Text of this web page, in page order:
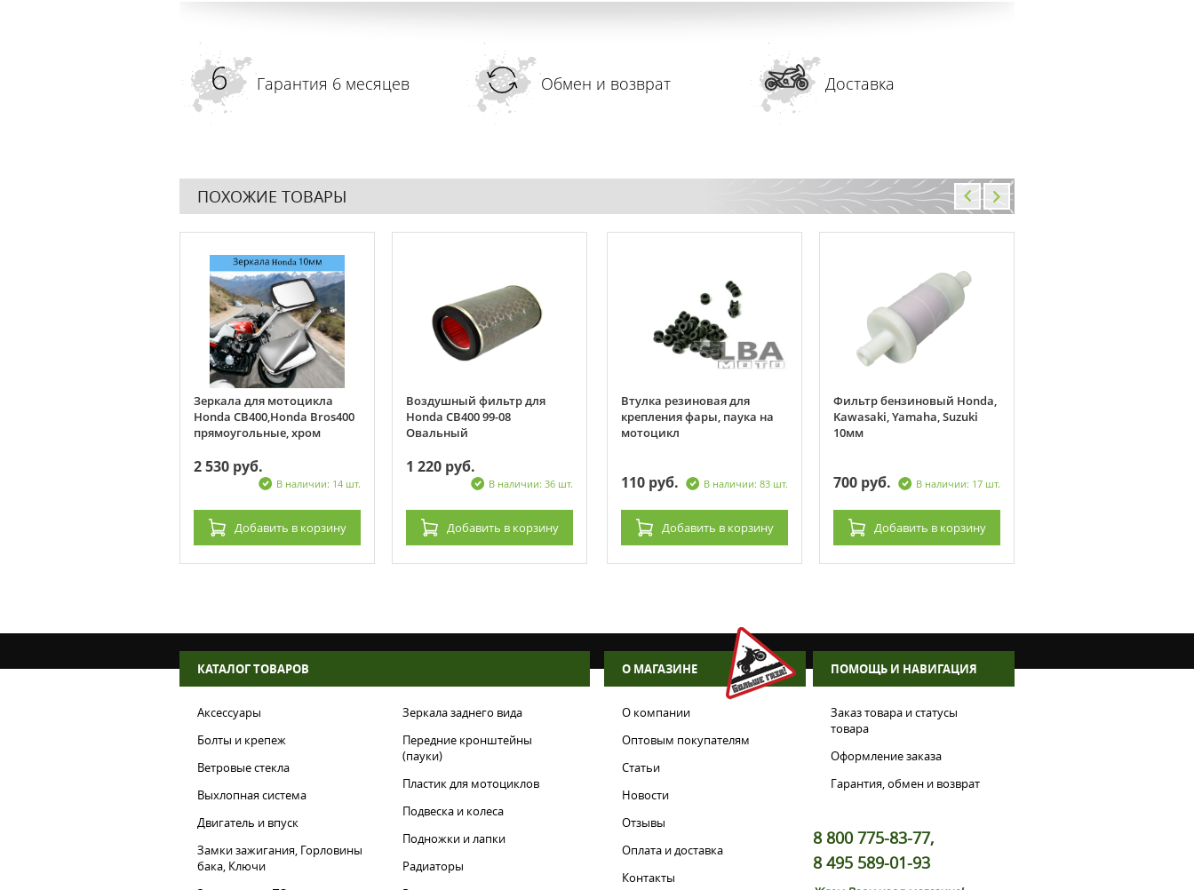
Гарантия 6 месяцев Обмен и возврат Доставка
ПОХОЖИЕ ТОВАРЫ
Зеркала для мотоцикла
Honda CB400,Honda Bros400
прямоугольные, хром
2 530 руб.
В наличии: 14 шт.
Добавить в корзину
Воздушный фильтр для
Honda CB400 99-08
Овальный
1 220 руб.
В наличии: 36 шт.
Добавить в корзину
Втулка резиновая для
крепления фары, паука на
мотоцикл
110 руб. В наличии: 83 шт.
Добавить в корзину
Фильтр бензиновый Honda,
Kawasaki, Yamaha, Suzuki
10мм
700 руб. В наличии: 17 шт.
Добавить в корзину
КАТАЛОГ ТОВАРОВ
Аксессуары
Болты и крепеж
Ветровые стекла
Выхлопная система
Двигатель и впуск
Замки зажигания, Горловины
бака, Ключи
Зеркала заднего вида
Передние кронштейны
(пауки)
Пластик для мотоциклов
Подвеска и колеса
Подножки и лапки
Радиаторы
О МАГАЗИНЕ
О компании
Оптовым покупателям
Статьи
Новости
Отзывы
Оплата и доставка
Контакты
ПОМОЩЬ И НАВИГАЦИЯ
Заказ товара и статусы
товара
Оформление заказа
Гарантия, обмен и возврат
8 800 775-83-77,
8 495 589-01-93